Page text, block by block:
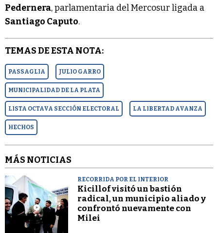
Pedernera, parlamentaria del Mercosur ligada a
Santiago Caputo.
TEMAS DE ESTA NOTA:
PASSAGLIA JULIO GARRO
MUNICIPALIDAD DE LA PLATA
LISTA OCTAVA SECCIÓN ELECTORAL LA LIBERTAD AVANZA
HECHOS
MÁS NOTICIAS
RECORRIDA POR EL INTERIOR
Kicillof visitó un bastión
radical, un municipio aliado y
confrontó nuevamente con
Milei